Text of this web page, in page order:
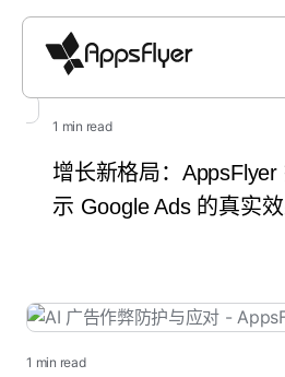
The AppsFlyer
1 min read
增长新格局：
示 Google Ads 的真实
1 min read